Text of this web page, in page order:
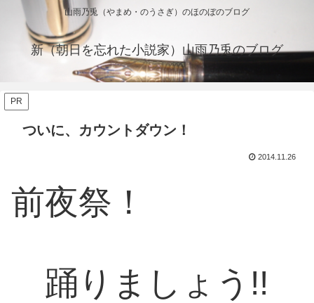
山雨乃兎（やまめ・のうさぎ）のほのぼのブログ
新（朝日を忘れた小説家）山雨乃兎のブログ
PR
ついに、カウントダウン！
2014.11.26
前夜祭！
踊りましょう!!